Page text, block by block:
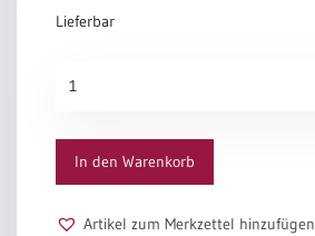
Lieferbar
dir
In den Warenkorb
Artikel zum Merkzettel hinzufügen